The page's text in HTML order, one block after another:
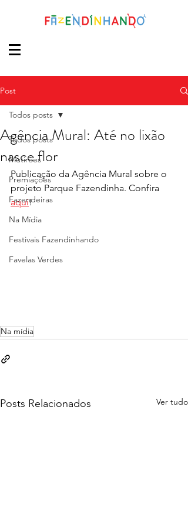
Post
Todos posts
Mutirões
Premiações
Fazendeiras
Na Mídia
Festivais Fazendinhando
Favelas Verdes
Todos posts
Agência Mural: Até no lixão
nasce flor
Publicação da Agência Mural sobre o
projeto Parque Fazendinha. Confira
aqui!
Na mídia
Posts Relacionados Ver tudo